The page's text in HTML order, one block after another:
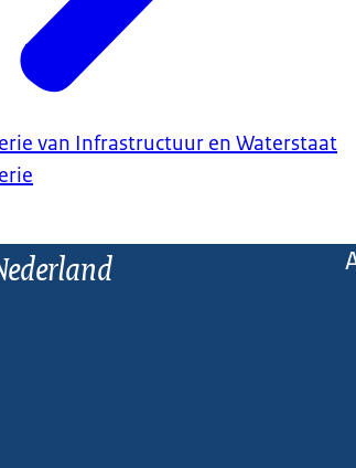
van Infrastructuur en Waterstaat